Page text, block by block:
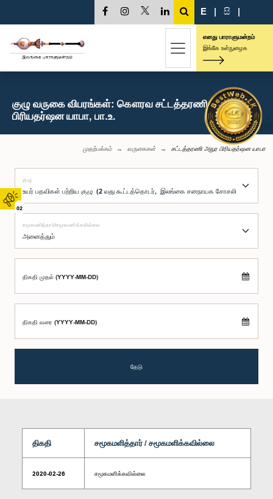
02
E | සි |
எனது பாராளுமன்றம்
இங்கே உள்நுழைக
குழு வருகை விபரங்கள்: கௌரவ சட்டத்தரணி அநுர
பிரியதர்ஷன யாபா, பா.உ.
முதற்பக்கம் வருகைகள் சட்டத்தரணி அநுர பிரியதர்ஷன யாபா
குழு
சமூகமளித்தார்/சமூகமளிக்கவில்லை
திகதி முதல் (YYYY-MM-DD)
திகதி வரை (YYYY-MM-DD)
தேடு
திகதி சமூகமளித்தார் / சமூகமளிக்கவில்லை
2020-02-26 சமூகமளிக்கவில்லை